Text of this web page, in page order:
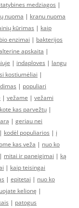
medziagos |
nuoma | kranu nuoma
kūrimas | kaip
bio enzimai | bakterijos
apskaita |
| indaploves | langu
kostiumėliai |
| populiari
| vežame | vežami
kas parvežtų |
| geriau nei
| kodėl populiarios | į
kas veža | nuo ko
| mitai ir paneigimai | ką
| kaip teisingai
| epitetai | nuo ko
kelionę |
| patogus